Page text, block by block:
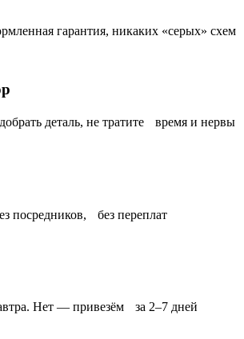
гарантия, никаких «серых» схем
деталь, не тратите время и нервы
посредников, без переплат
Нет — привезём за 2–7 дней